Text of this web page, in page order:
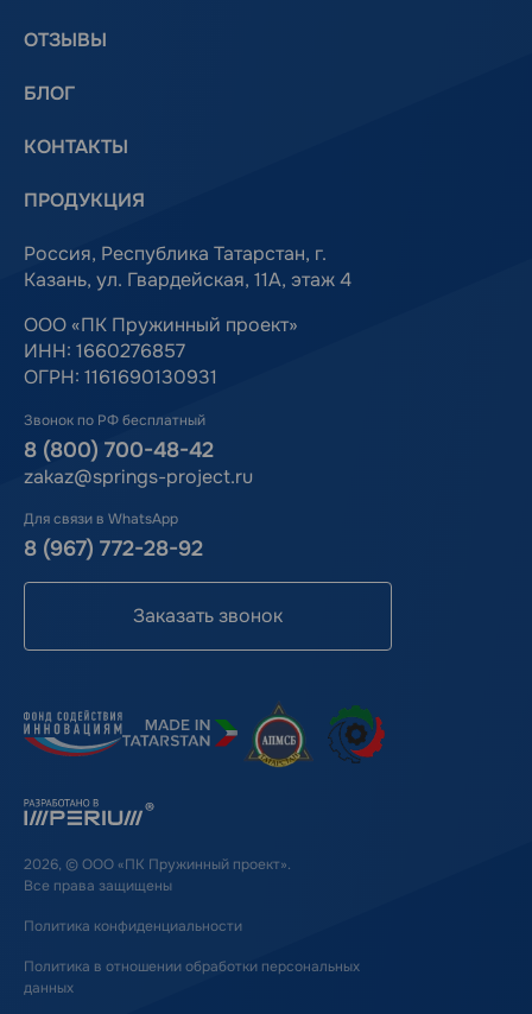
ОТЗЫВЫ
БЛОГ
КОНТАКТЫ
ПРОДУКЦИЯ
Россия, Республика Татарстан, г.
Казань, ул. Гвардейская, 11А, этаж 4
ООО «ПК Пружинный проект»
ИНН: 1660276857
ОГРН: 1161690130931
Звонок по РФ бесплатный
8 (800) 700-48-42
zakaz@springs-project.ru
Для связи в WhatsApp
8 (967) 772-28-92
Заказать звонок
2026, © ООО «ПК Пружинный проект».
Все права защищены
Политика конфиденциальности
Политика в отношении обработки персональных
данных